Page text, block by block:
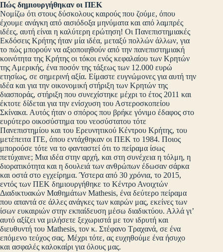
Πώς δημιουργήθηκαν οι ΠΕΚ
Νομίζω ότι στους δύσκολους καιρούς που ζούμε, όπου
έχουμε ανάγκη από αισιόδοξα μηνύματα και από λαμπρές
ιδέες, αυτή είναι η καλύτερη ερώτηση! Οι Πανεπιστημιακές
Εκδόσεις Κρήτης ήταν μία ιδέα, μεταξύ πολλών άλλων, για
το πώς μπορούν να αξιοποιηθούν από την πανεπιστημιακή
κοινότητα της Κρήτης οι τόκοι ενός κεφαλαίου των Κρητών
της Αμερικής, ένα ποσόν της τάξεως των 12.000 ευρώ
ετησίως, σε σημερινή αξία. Είμαστε ευγνώμονες για αυτή την
ιδέα και για την οικονομική στήριξη των Κρητών της
διασποράς, στήριξη που συνεχίστηκε μέχρι το έτος 2011 και
έκτοτε δίδεται για την ενίσχυση του Αστεροσκοπείου
Σκίνακα. Αυτός ήταν ο σπόρος που βρήκε γόνιμο έδαφος στο
ευρύτερο οικοσύστημα του νεοσύστατου τότε
Πανεπιστημίου και του Ερευνητικού Κέντρου Κρήτης, του
μετέπειτα ΙΤΕ, όπου εντάχθηκαν οι ΠΕΚ το 1984. Ποιος
μπορούσε τότε να το φανταστεί ότι το πείραμα ίσως
πετύχαινε; Μια ιδέα στην αρχή, και στη συνέχεια η τόλμη, η
διορατικότητα και η δουλειά των ανθρώπων έδωσαν σάρκα
και οστά στο εγχείρημα. Ύστερα από 30 χρόνια, το 2015,
εντός των ΠΕΚ δημιουργήθηκε το Κέντρο Ανοιχτών
Διαδικτυακών Μαθημάτων Mathesis, ένα δεύτερο πείραμα
που απαντά σε άλλες ανάγκες των καιρών μας, εκείνες των
ίσων ευκαιριών στην εκπαίδευση μέσω διαδικτύου. Αλλά γι’
αυτό αξίζει να μιλήσετε ξεχωριστά με τον ιδρυτή και
διευθυντή του Mathesis, τον κ. Στέφανο Τραχανά, σε ένα
επόμενο τεύχος σας. Μέχρι τότε, ας ευχηθούμε ένα ήσυχο
και ασφαλές καλοκαίρι για όλους μας.